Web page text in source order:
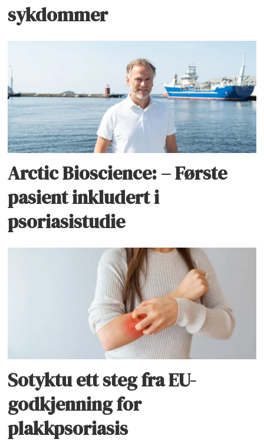
sykdommer
Arctic Bioscience: – Første
pasient inkludert i
psoriasistudie
Sotyktu ett steg fra EU-
godkjenning for
plakkpsoriasis